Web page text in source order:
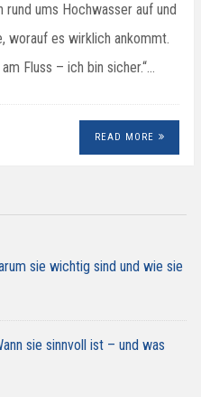
ums Hochwasser auf und
worauf es wirklich ankommt.
Fluss – ich bin sicher.“…
READ MORE
sie wichtig sind und wie sie
sie sinnvoll ist – und was